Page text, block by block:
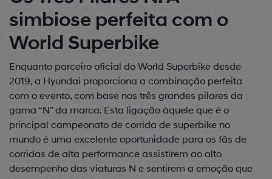
simbiose perfeita com o
World Superbike
Enquanto parceiro oficial do World Superbike desde
2019, a Hyundai proporciona a combinação perfeita
com o evento, com base nos três grandes pilares da
gama “N” da marca. Esta ligação àquele que é o
principal campeonato de corrida de superbike no
mundo é uma excelente oportunidade para os fãs de
corridas de alta performance assistirem ao alto
desempenho das viaturas N e sentirem a emoção que